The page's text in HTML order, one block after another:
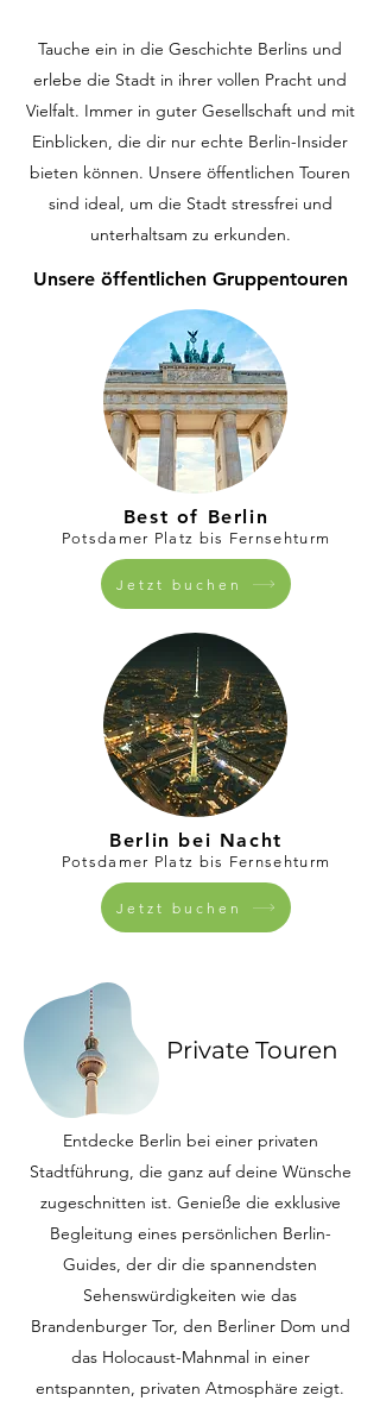
Tauche ein in die Geschichte Berlins und
erlebe die Stadt in ihrer vollen Pracht und
Vielfalt. Immer in guter Gesellschaft und mit
Einblicken, die dir nur echte Berlin-Insider
bieten können. Unsere öffentlichen Touren
sind ideal, um die Stadt stressfrei und
unterhaltsam zu erkunden.
Unsere öffentlichen Gruppentouren
Best of Berlin
Potsdamer Platz bis Fernsehturm
Jetzt buchen
Berlin bei Nacht
Potsdamer Platz bis Fernsehturm
Jetzt buchen
Private Touren
Entdecke Berlin bei einer privaten
Stadtführung, die ganz auf deine Wünsche
zugeschnitten ist. Genieße die exklusive
Begleitung eines persönlichen Berlin-
Guides, der dir die spannendsten
Sehenswürdigkeiten wie das
Brandenburger Tor, den Berliner Dom und
das Holocaust-Mahnmal in einer
entspannten, privaten Atmosphäre zeigt.